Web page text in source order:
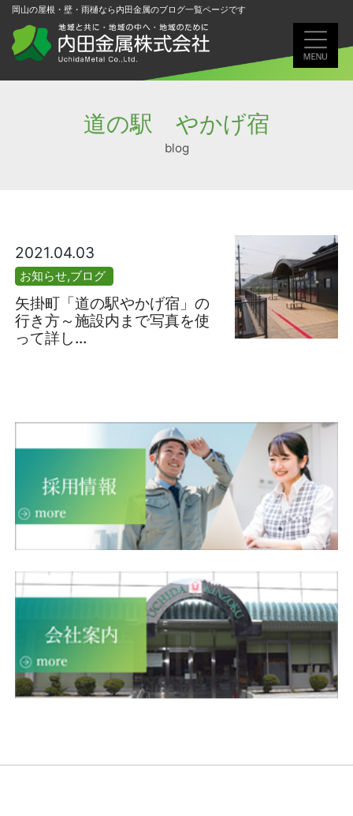
岡山の屋根・壁・雨樋なら内田金属のブログ一覧ページです
道の駅 やかげ宿
blog
2021.04.03
お知らせ,ブログ
矢掛町「道の駅やかげ宿」の
行き方～施設内まで写真を使
って詳し...